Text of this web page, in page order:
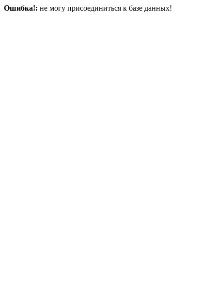
Ошибка!: не могу присоединиться к базе данных!